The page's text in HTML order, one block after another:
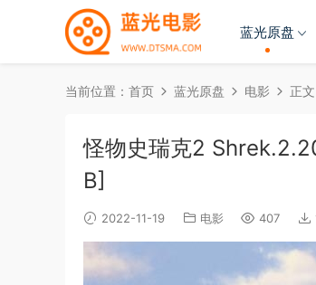
蓝光原盘
当前位置： 首页 蓝光原盘 电影 正文
怪物史瑞克2
B]
2022-11-19 电影 407